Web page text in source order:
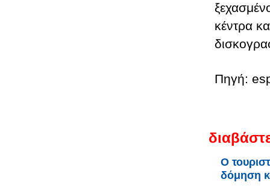
κέντρα
Πηγή:
Ο
δόμηση